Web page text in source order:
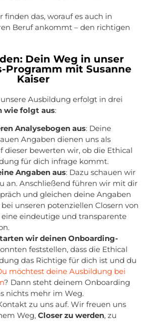
finden das, worauf es auch in
Beruf ankommt – den richtigen
Dein Weg in unser
Programm mit Susanne
Kaiser
Ausbildung erfolgt in drei
wie folgt aus:
Analysebogen aus: Deine
Angaben dienen uns als
dieser bewerten wir, ob die Ethical
für dich infrage kommt.
Angaben aus: Dazu schauen wir
an. Anschließend führen wir mit dir
und gleichen deine Angaben
unseren potenziellen Closern von
eindeutige und transparente
wir deinen Onboarding-
feststellen, dass die Ethical
das Richtige für dich ist und du
möchtest deine Ausbildung bei
? Dann steht deinem Onboarding
nichts mehr im Weg.
zu uns auf. Wir freuen uns
Weg, Closer zu werden, zu